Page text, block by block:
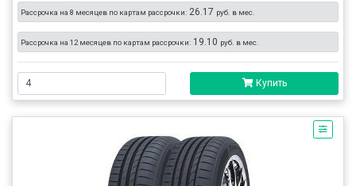
Рассрочка на 8 месяцев по картам рассрочки: 26.17 руб. в мес.
Рассрочка на 12 месяцев по картам рассрочки: 19.10 руб. в мес.
Купить